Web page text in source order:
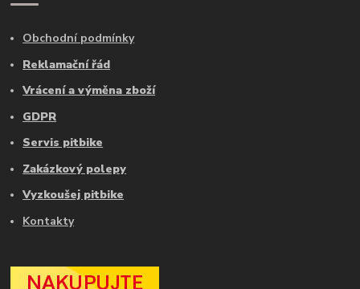
Obchodní podmínky
Reklamační řád
Vrácení a výměna zboží
GDPR
Servis pitbike
Zakázkový polepy
Vyzkoušej pitbike
Kontakty